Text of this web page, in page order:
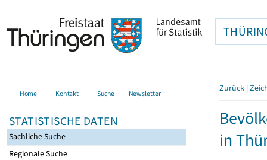
Home Kontakt Suche Newsletter
STATISTISCHE DATEN
Sachliche Suche
Regionale Suche
Zurück |
in